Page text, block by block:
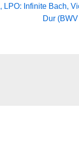
LPO: Infinite Bach,
Dur